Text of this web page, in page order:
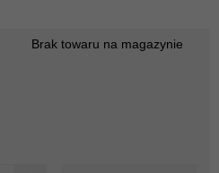
Brak towaru na magazynie